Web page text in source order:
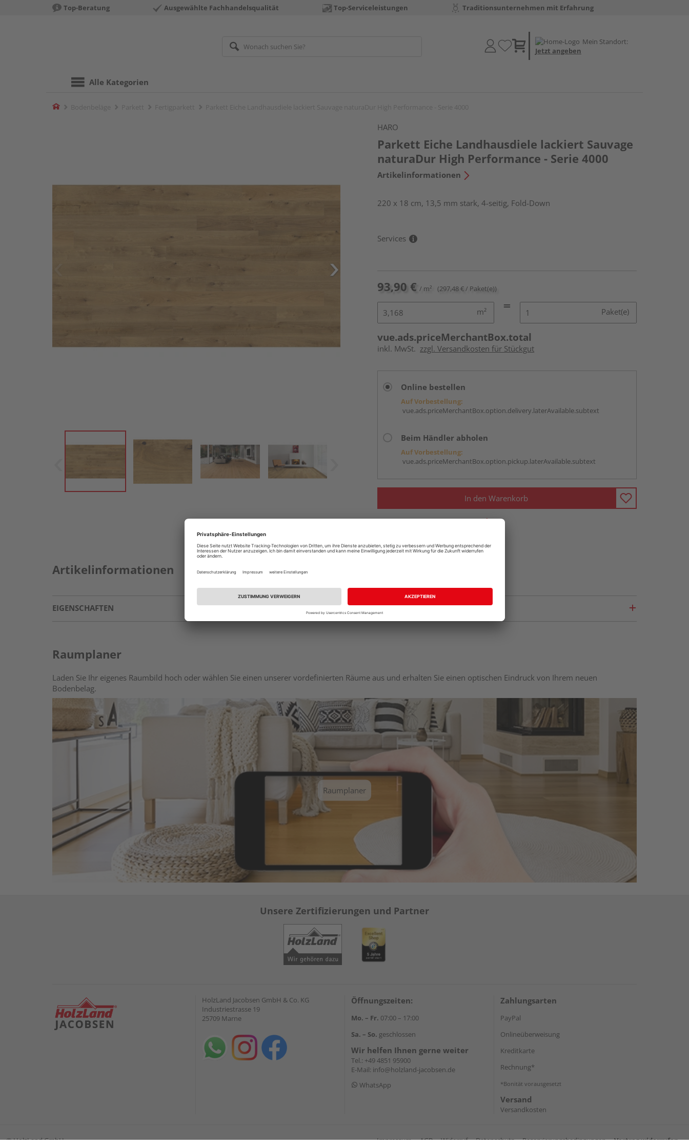
Top-Beratung Ausgewählte Fachhandelsqualität Top-Serviceleistungen Traditionsunternehmen mit Erfahrung
Mein Standort:
Jetzt angeben
Alle Kategorien
Home
HARO
Parkett Eiche Landhausdiele lackiert Sauvage
naturaDur High Performance - Serie 4000
Artikelinformationen
220 x 18 cm, 13,5 mm stark, 4-seitig, Fold-Down
Services
93,90 € / m² (297,48 € / Paket(e))
m² Paket(e)
vue.ads.priceMerchantBox.total
inkl. MwSt. zzgl. Versandkosten für Stückgut
Online bestellen
Auf Vorbestellung:
vue.ads.priceMerchantBox.option.delivery.laterAvailable.subtext
Beim Händler abholen
Auf Vorbestellung:
vue.ads.priceMerchantBox.option.pickup.laterAvailable.subtext
In den Warenkorb
Komplettangebot anfragen
Artikelinformationen
EIGENSCHAFTEN
Raumplaner
Laden Sie Ihr eigenes Raumbild hoch oder wählen Sie einen unserer vordefinierten Räume aus und erhalten Sie einen optischen Eindruck von Ihrem neuen
Bodenbelag.
Raumplaner
Unsere Zertifizierungen und Partner
HolzLand Jacobsen GmbH & Co. KG
Industriestrasse 19
25709 Marne
Öffnungszeiten:
Mo. – Fr. 07:00 – 17:00
Sa. – So. geschlossen
Wir helfen Ihnen gerne weiter
Tel.: +49 4851 95900
E-Mail: info@holzland-jacobsen.de
WhatsApp
Zahlungsarten
PayPal
Onlineüberweisung
Kreditkarte
Rechnung*
*Bonität vorausgesetzt
Versand
Versandkosten
©HolzLand GmbH Impressum AGB Widerruf Datenschutz Reservierungsbedingungen Vertrag widerrufen